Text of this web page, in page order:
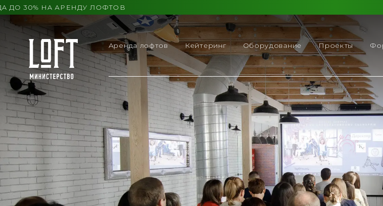
НА АРЕНДУ ЛОФТОВ
Аренда лофтов Кейтеринг Оборудование Проекты